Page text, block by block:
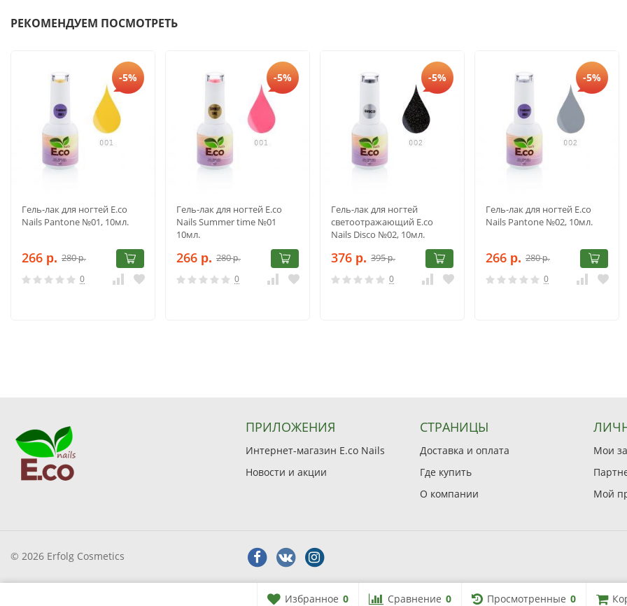
РЕКОМЕНДУЕМ ПОСМОТРЕТЬ
-5%
Гель-лак для ногтей E.co
Nails Pantone №01, 10мл.
266 р. 280р.
0
-5%
Гель-лак для ногтей E.co
Nails Summer time №01
10мл.
266 р. 280р.
0
-5%
Гель-лак для ногтей
светоотражающий E.co
Nails Disco №02, 10мл.
376 р. 395р.
0
-5%
Гель-лак для ногтей E.co
Nails Pantone №02, 10мл.
266 р. 280р.
0
ПРИЛОЖЕНИЯ
Интернет-магазин E.co Nails
Новости и акции
СТРАНИЦЫ
Доставка и оплата
Где купить
О компании
Мои
Мой
© 2026 Erfolg Cosmetics
Избранное 0 Сравнение 0 Просмотренные 0